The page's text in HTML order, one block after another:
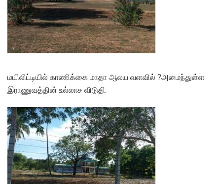
மயிலிட்டியில் காணிக்கை மாதா ஆலய வளவில் ?அமைந்துள்ள
இராணுவத்தின் உல்லாச விடுதி.